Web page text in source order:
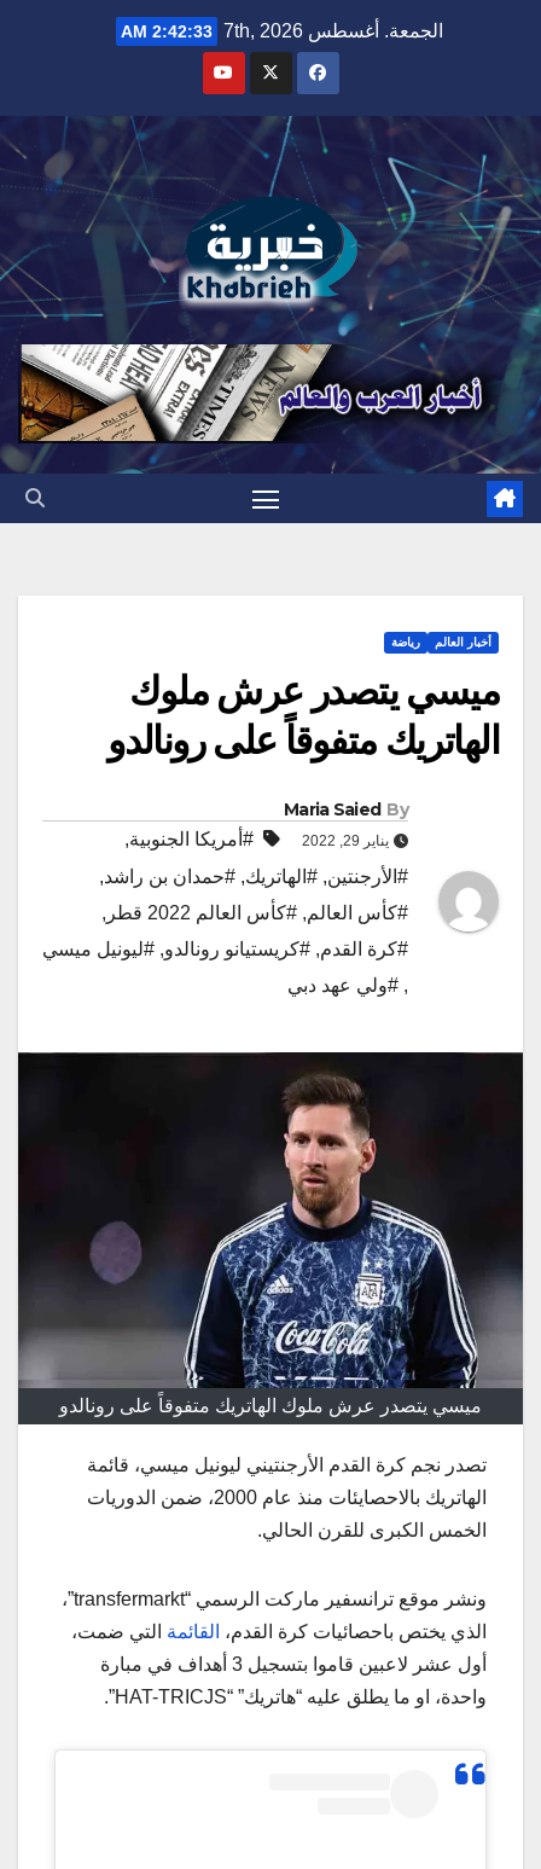
الجمعة. أغسطس 7th, 2026 2:42:34 AM
أخبار العالم رياضة
ميسي يتصدر عرش ملوك
الهاتريك متفوقاً على رونالدو
By
Maria Saied
يناير 29, 2022 #أمريكا الجنوبية,
#الأرجنتين, #الهاتريك, #حمدان بن راشد,
#كأس العالم, #كأس العالم 2022 قطر
,
#كرة القدم, #كريستيانو رونالدو, #ليونيل ميسي
, #ولي عهد دبي
ميسي يتصدر عرش ملوك الهاتريك متفوقاً على رونالدو
تصدر نجم كرة القدم الأرجنتيني ليونيل ميسي، قائمة
الهاتريك بالاحصايئات منذ عام 2000، ضمن الدوريات
الخمس الكبرى للقرن الحالي.
ونشر موقع ترانسفير ماركت الرسمي “transfermarkt”،
الذي يختص باحصائيات كرة القدم، القائمة التي ضمت،
أول عشر لاعبين قاموا بتسجيل 3 أهداف في مبارة
واحدة، او ما يطلق عليه “هاتريك” “HAT-TRICJS”.